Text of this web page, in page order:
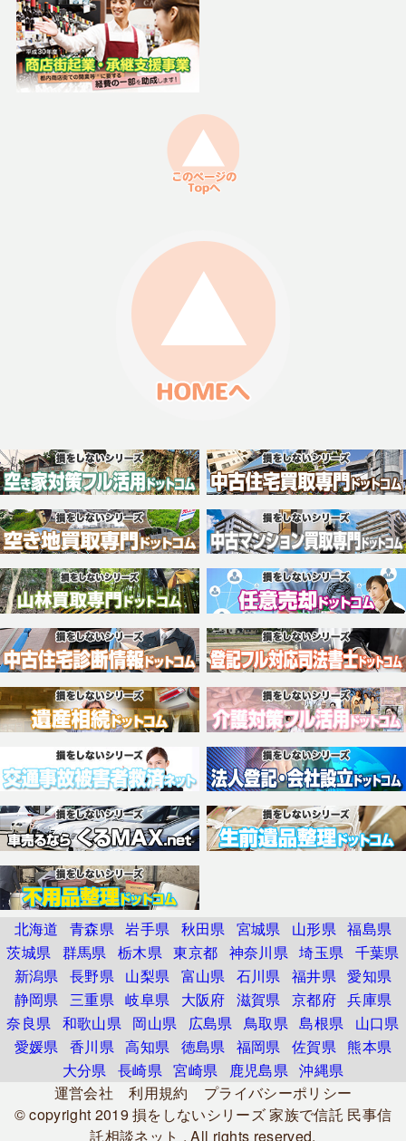
北海道 青森県 岩手県 秋田県 宮城県 山形県 福島県
茨城県 群馬県 栃木県 東京都 神奈川県 埼玉県 千葉県
新潟県 長野県 山梨県 富山県 石川県 福井県 愛知県
静岡県 三重県 岐阜県 大阪府 滋賀県 京都府 兵庫県
奈良県 和歌山県 岡山県 広島県 鳥取県 島根県
山口県
愛媛県 香川県 高知県 徳島県 福岡県 佐賀県 熊本県
大分県 長崎県 宮崎県 鹿児島県 沖縄県
運営会社
利用規約
プライバシーポリシー
© copyright 2019損をしないシリーズ 家族で信託 民事信
託相談ネット . All rights reserved.